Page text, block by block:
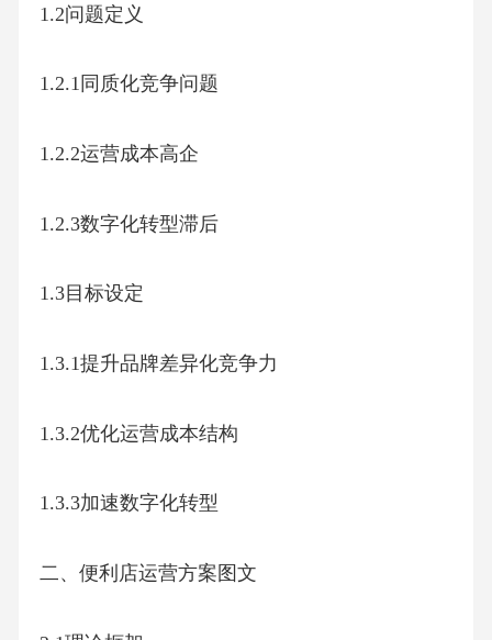
1.2问题定义
1.2.1同质化竞争问题
1.2.2运营成本高企
1.2.3数字化转型滞后
1.3目标设定
1.3.1提升品牌差异化竞争力
1.3.2优化运营成本结构
1.3.3加速数字化转型
二、便利店运营方案图文